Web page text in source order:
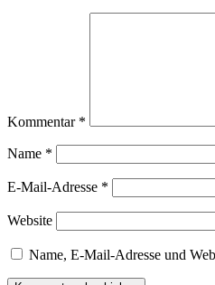
Kommentar *
Name *
E-Mail-Adresse *
Website
Name, E-Mail-Adresse und